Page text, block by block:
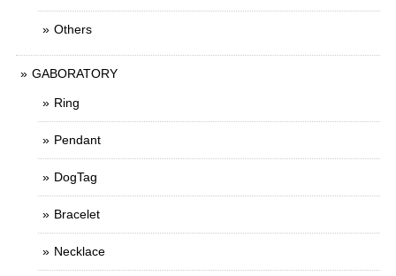
Others
GABORATORY
Ring
Pendant
DogTag
Bracelet
Necklace